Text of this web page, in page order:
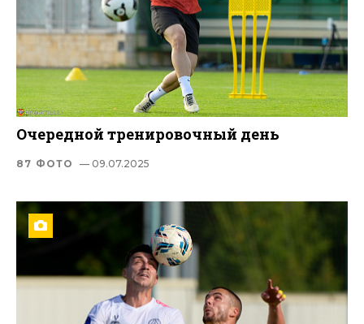
Очередной тренировочный день
87 ФОТО — 09.07.2025